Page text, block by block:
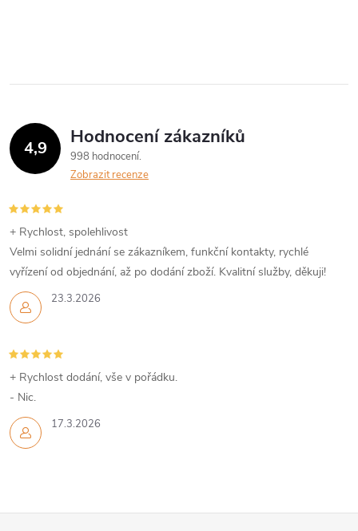
4,9 Hodnocení zákazníků
998 hodnocení
Zobrazit recenze
23.3.2026
+ Rychlost, spolehlivost
Velmi solidní jednání se zákazníkem, funkční kontakty, rychlé
vyřízení od objednání, až po dodání zboží. Kvalitní služby, děkuji!
17.3.2026
+ Rychlost dodání, vše v pořádku.
- Nic.